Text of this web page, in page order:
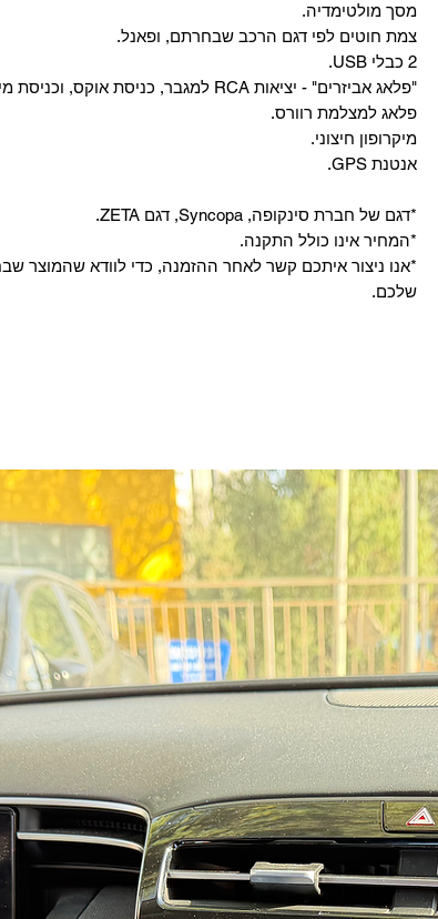
מסך מולטימדיה.
צמת חוטים לפי דגם הרכב שבחרתם, ופאנל.
2 כבלי USB.
"פלאג אביזרים" - יציאות RCA למגבר, כניסת אוקס, וכניסת מיקרופון.
פלאג למצלמת רוורס.
מיקרופון חיצוני.
אנטנת GPS.
*דגם של חברת סינקופה, Syncopa, דגם ZETA.
*המחיר אינו כולל התקנה.
*אנו ניצור איתכם קשר לאחר ההזמנה, כדי לוודא שהמוצר
שלכם.